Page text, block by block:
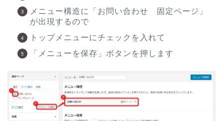
メニュー構造に「お問い合わせ 固定ページ」
が出現するので
トップメニューにチェックを入れて
「メニューを保存」ボタンを押します